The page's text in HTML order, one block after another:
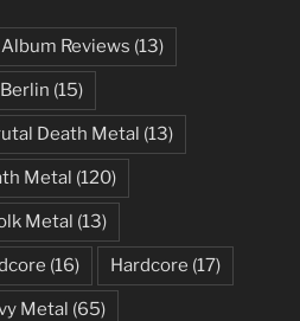
Album Reviews (13)
Berlin (15)
Death Metal (13)
Metal (120)
Metal (13)
(16) Hardcore (17)
Metal (65)